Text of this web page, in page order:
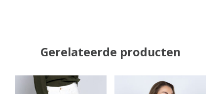
Gerelateerde producten